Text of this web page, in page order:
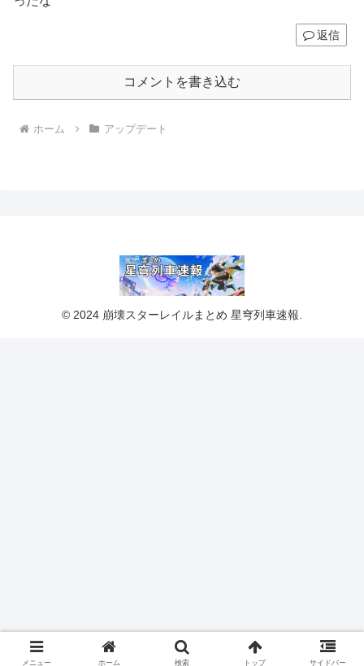
返信
コメントを書き込む
ホーム アップデート
© 2024 崩壊スターレイルまとめ 星穹列車速報.
メニュー ホーム 検索 トップ サイドバー